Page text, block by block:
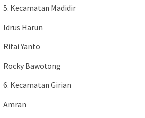
5. Kecamatan Madidir
Idrus Harun
Rifai Yanto
Rocky Bawotong
6. Kecamatan Girian
Amran